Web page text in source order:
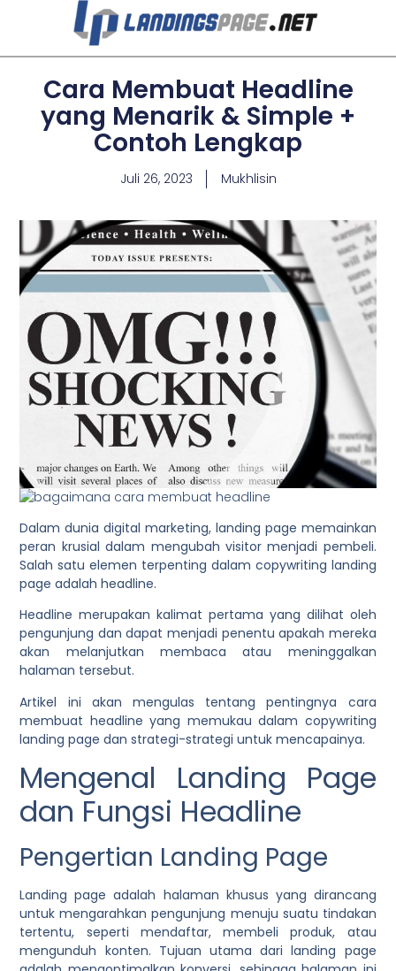
Cara Membuat Headline
yang Menarik & Simple +
Contoh Lengkap
Juli 26, 2023 Mukhlisin
Dalam dunia digital marketing, landing page memainkan
peran krusial dalam mengubah visitor menjadi pembeli.
Salah satu elemen terpenting dalam copywriting landing
page adalah headline.
Headline merupakan kalimat pertama yang dilihat oleh
pengunjung dan dapat menjadi penentu apakah mereka
akan melanjutkan membaca atau meninggalkan
halaman tersebut.
Artikel ini akan mengulas tentang pentingnya cara
membuat headline yang memukau dalam copywriting
landing page dan strategi-strategi untuk mencapainya.
Mengenal Landing Page
dan Fungsi Headline
Pengertian Landing Page
Landing page adalah halaman khusus yang dirancang
untuk mengarahkan pengunjung menuju suatu tindakan
tertentu, seperti mendaftar, membeli produk, atau
mengunduh konten. Tujuan utama dari landing page